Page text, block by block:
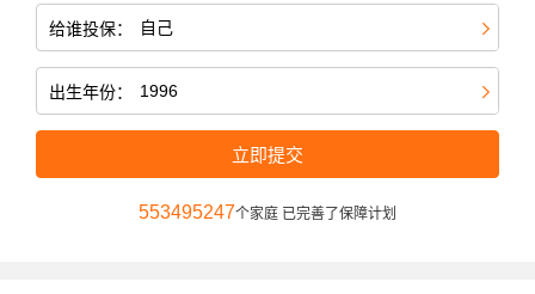
给谁投保：
出生年份：
立即提交
553495247个家庭 已完善了保障计划